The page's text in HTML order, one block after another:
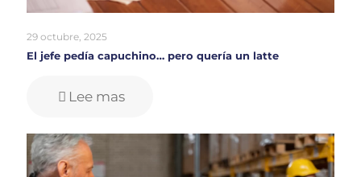
29 octubre, 2025
El jefe pedía capuchino… pero quería un latte
Lee mas